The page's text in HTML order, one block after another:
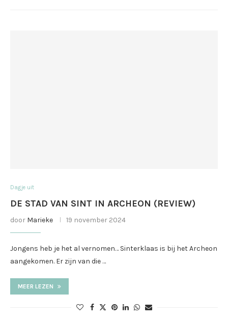
Dagje uit
DE STAD VAN SINT IN ARCHEON (REVIEW)
door Marieke 19 november 2024
Jongens heb je het al vernomen… Sinterklaas is bij het Archeon
aangekomen. Er zijn van die …
MEER LEZEN